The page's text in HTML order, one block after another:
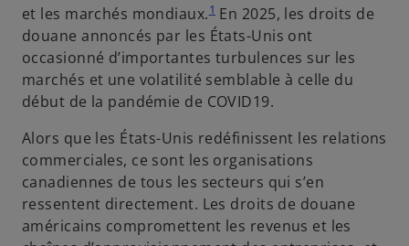
et les marchés mondiaux.1 En 2025, les droits de
douane annoncés par les États-Unis ont
occasionné d’importantes turbulences sur les
marchés et une volatilité semblable à celle du
début de la pandémie de COVID19.
Alors que les États-Unis redéfinissent les relations
commerciales, ce sont les organisations
canadiennes de tous les secteurs qui s’en
ressentent directement. Les droits de douane
américains compromettent les revenus et les